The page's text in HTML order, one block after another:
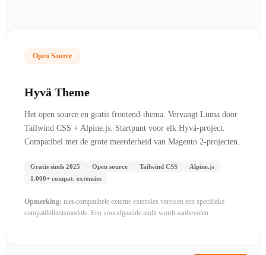
Open Source
Hyvä Theme
Het open source en gratis frontend-thema. Vervangt Luma door
Tailwind CSS + Alpine.js. Startpunt voor elk Hyvä-project.
Compatibel met de grote meerderheid van Magento 2-projecten.
Gratis sinds 2025 Open source Tailwind CSS
Alpine.js
1.000+ compat. extensies
Opmerking: niet-compatibele externe extensies vereisen een specifieke
compatibiliteitsmodule. Een voorafgaande audit wordt aanbevolen.